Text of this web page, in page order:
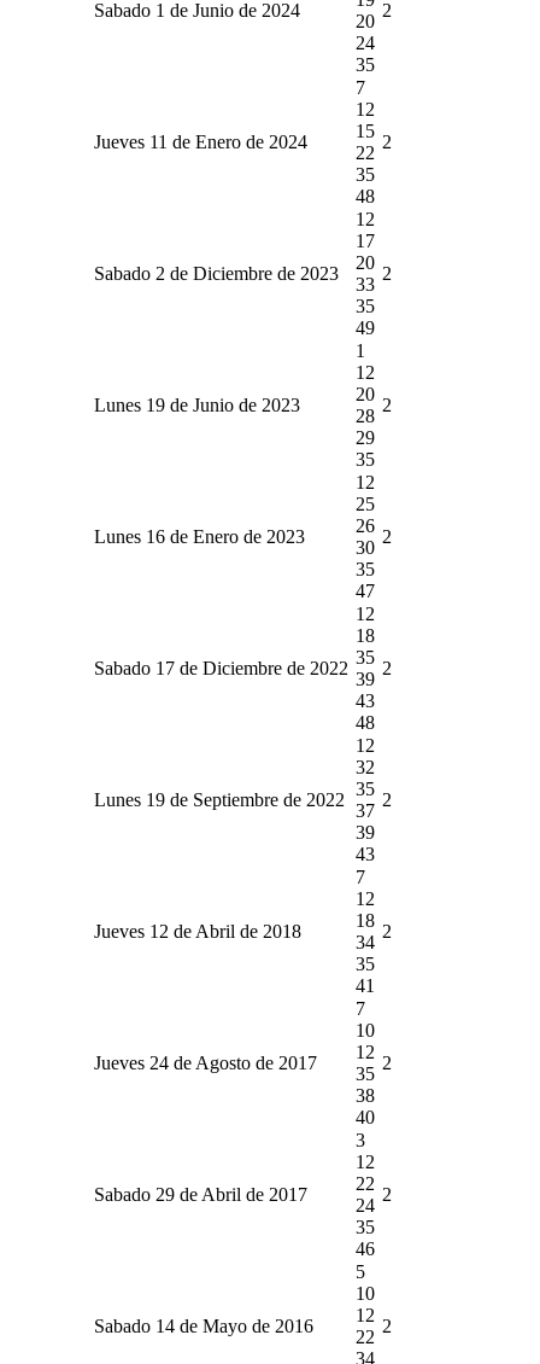
Sabado 1 de Junio de 2024
20
24
35
2
Jueves 11 de Enero de 2024
7
12
15
22
35
48
2
Sabado 2 de Diciembre de 2023
12
17
20
33
35
49
2
Lunes 19 de Junio de 2023
1
12
20
28
29
35
2
Lunes 16 de Enero de 2023
12
25
26
30
35
47
2
Sabado 17 de Diciembre de 2022
12
18
35
39
43
48
2
Lunes 19 de Septiembre de 2022
12
32
35
37
39
43
2
Jueves 12 de Abril de 2018
7
12
18
34
35
41
2
Jueves 24 de Agosto de 2017
7
10
12
35
38
40
2
Sabado 29 de Abril de 2017
3
12
22
24
35
46
2
Sabado 14 de Mayo de 2016
5
10
12
22
34
2